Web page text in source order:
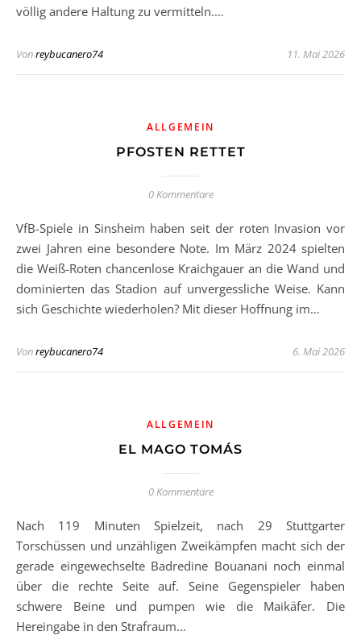
völlig andere Haltung zu vermitteln.…
Vonreybucanero74 11. Mai 2026
ALLGEMEIN
PFOSTEN RETTET
0 Kommentare
VfB-Spiele in Sinsheim haben seit der roten Invasion vor
zwei Jahren eine besondere Note. Im März 2024 spielten
die Weiß-Roten chancenlose Kraichgauer an die Wand und
dominierten das Stadion auf unvergessliche Weise. Kann
sich Geschichte wiederholen? Mit dieser Hoffnung im…
Vonreybucanero74 6. Mai 2026
ALLGEMEIN
EL MAGO TOMÁS
0 Kommentare
Nach 119 Minuten Spielzeit, nach 29 Stuttgarter
Torschüssen und unzähligen Zweikämpfen macht sich der
gerade eingewechselte Badredine Bouanani noch einmal
über die rechte Seite auf. Seine Gegenspieler haben
schwere Beine und pumpen wie die Maikäfer. Die
Hereingabe in den Strafraum…